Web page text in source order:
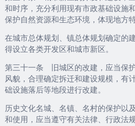
和时序，充分利用现有市政基础设施
保护自然资源和生态环境，体现地方特
在城市总体规划、镇总体规划确定的
得设立各类开发区和城市新区。
第三十一条 旧城区的改建，应当保
风貌，合理确定拆迁和建设规模，有
础设施落后等地段进行改建。
历史文化名城、名镇、名村的保护以
和使用，应当遵守有关法律、行政法